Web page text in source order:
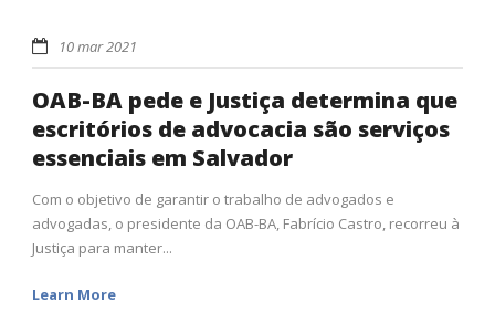
10 mar 2021
OAB-BA pede e Justiça determina que
escritórios de advocacia são serviços
essenciais em Salvador
Com o objetivo de garantir o trabalho de advogados e
advogadas, o presidente da OAB-BA, Fabrício Castro, recorreu à
Justiça para manter...
Learn More